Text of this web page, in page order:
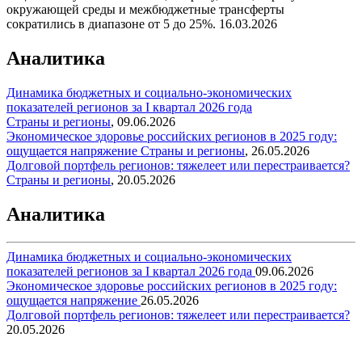
окружающей среды и межбюджетные трансферты
сократились в диапазоне от 5 до 25%. 16.03.2026
Аналитика
Динамика бюджетных и социально-экономических
показателей регионов за I квартал 2026 года
Страны и регионы, 09.06.2026
Экономическое здоровье российских регионов в 2025 году:
ощущается напряжение Страны и регионы, 26.05.2026
Долговой портфель регионов: тяжелеет или перестраивается?
Страны и регионы, 20.05.2026
Аналитика
Динамика бюджетных и социально-экономических
показателей регионов за I квартал 2026 года 09.06.2026
Экономическое здоровье российских регионов в 2025 году:
ощущается напряжение 26.05.2026
Долговой портфель регионов: тяжелеет или перестраивается?
20.05.2026